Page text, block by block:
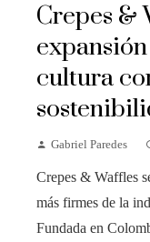
Crepes &
cultura
Gabriel Paredes
Crepes & Waffles
más firmes de la
Fundada en